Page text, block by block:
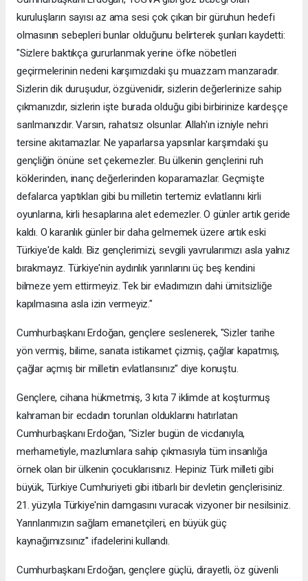
kuruluşların sayısı az ama sesi çok çıkan bir güruhun hedefi
olmasının sebepleri bunlar olduğunu belirterek şunları kaydetti:
"Sizlere baktıkça gururlanmak yerine öfke nöbetleri
geçirmelerinin nedeni karşımızdaki şu muazzam manzaradır.
Sizlerin dik duruşudur, özgüvenidir, sizlerin değerlerinize sahip
çıkmanızdır, sizlerin işte burada olduğu gibi birbirinize kardeşçe
sarılmanızdır. Varsın, rahatsız olsunlar. Allah'ın izniyle nehri
tersine akıtamazlar. Ne yaparlarsa yapsınlar karşımdaki şu
gençliğin önüne set çekemezler. Bu ülkenin gençlerini ruh
köklerinden, inanç değerlerinden koparamazlar. Geçmişte
defalarca yaptıkları gibi bu milletin tertemiz evlatlarını kirli
oyunlarına, kirli hesaplarına alet edemezler. O günler artık geride
kaldı. O karanlık günler bir daha gelmemek üzere artık eski
Türkiye'de kaldı. Biz gençlerimizi, sevgili yavrularımızı asla yalnız
bırakmayız. Türkiye'nin aydınlık yarınlarını üç beş kendini
bilmeze yem ettirmeyiz. Tek bir evladımızın dahi ümitsizliğe
kapılmasına asla izin vermeyiz."
Cumhurbaşkanı Erdoğan, gençlere seslenerek, "Sizler tarihe
yön vermiş, bilime, sanata istikamet çizmiş, çağlar kapatmış,
çağlar açmış bir milletin evlatlarısınız" diye konuştu.
Gençlere, cihana hükmetmiş, 3 kıta 7 iklimde at koşturmuş
kahraman bir ecdadın torunları olduklarını hatırlatan
Cumhurbaşkanı Erdoğan, "Sizler bugün de vicdanıyla,
merhametiyle, mazlumlara sahip çıkmasıyla tüm insanlığa
örnek olan bir ülkenin çocuklarısınız. Hepiniz Türk milleti gibi
büyük, Türkiye Cumhuriyeti gibi itibarlı bir devletin gençlerisiniz.
21. yüzyıla Türkiye'nin damgasını vuracak vizyoner bir nesilsiniz.
Yarınlarımızın sağlam emanetçileri, en büyük güç
kaynağımızsınız" ifadelerini kullandı.
Cumhurbaşkanı Erdoğan, gençlere güçlü, dirayetli, öz güvenli